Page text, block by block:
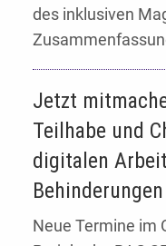
des inklusiven
Jetzt
Teilhabe und
digitalen
Neue Termine im